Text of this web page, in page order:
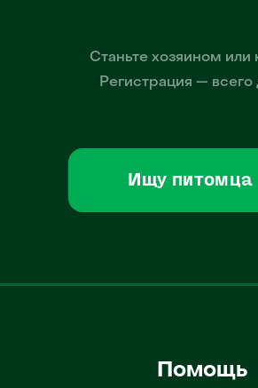
Станьте хозяином
Регистрация —
Ищу питомца
Помощь